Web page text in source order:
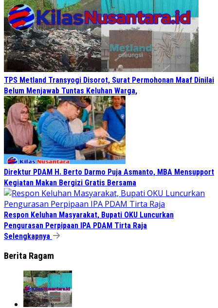
TPS Metland Transyogi Disorot, Surat Permohonan Maaf Dinilai
Belum Menjawab Tuntas Keluhan Warga,
Direktur PDAM H. Berto Darmo Puja Asmanto, MBA Mensupport
Kegiatan Makan Bergizi Gratis Bersama
Respon Keluhan Masyarakat, Bupati OKU Luncurkan
Pengurasan Perpipaan IPA PDAM Tirta Raja
Selengkapnya
Berita Ragam